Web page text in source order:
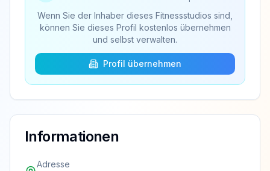
Wenn Sie der Inhaber dieses Fitnessstudios sind,
können Sie dieses Profil kostenlos übernehmen
und selbst verwalten.
Profil übernehmen
Informationen
Adresse